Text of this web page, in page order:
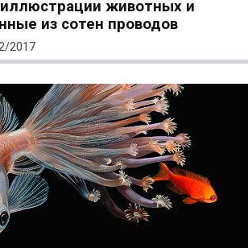
животных и
из сотен проводов
2017